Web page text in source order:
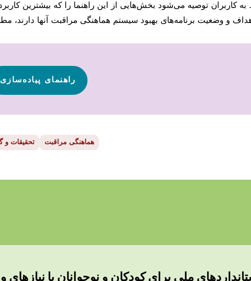
کاربران توصیه می‌شود بخش‌هایی از این راهنما را که بیشترین
راهنمای پیاده‌سازی
تحقیقات و هماهنگی مراقبت
ملی برای کودکان و نوجوانان با